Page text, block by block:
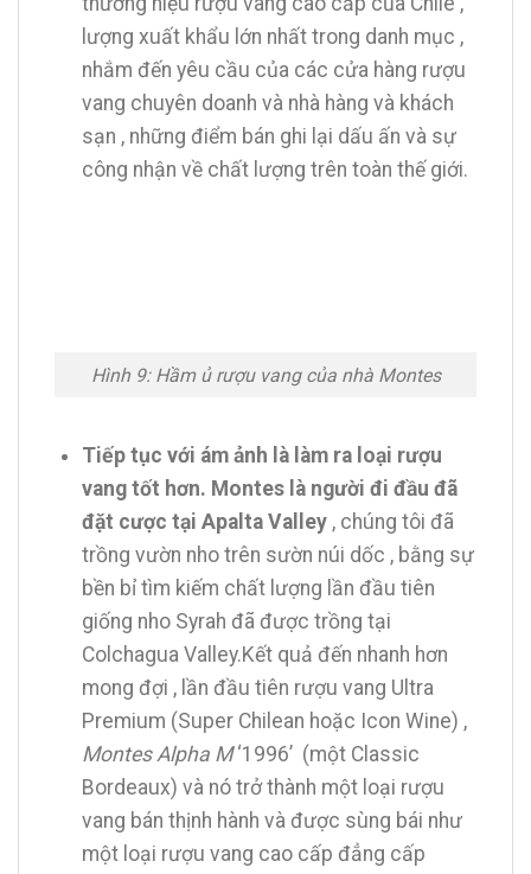
lượng xuất khẩu lớn nhất trong danh mục ,
nhắm đến yêu cầu của các cửa hàng rượu
vang chuyên doanh và nhà hàng và khách
sạn , những điểm bán ghi lại dấu ấn và sự
công nhận về chất lượng trên toàn thế giới.
Hình 9: Hầm ủ rượu vang của nhà Montes
Tiếp tục với ám ảnh là làm ra loại rượu
vang tốt hơn. Montes là người đi đầu đã
đặt cược tại Apalta Valley, chúng tôi đã
trồng vườn nho trên sườn núi dốc , bằng sự
bền bỉ tìm kiếm chất lượng lần đầu tiên
giống nho Syrah đã được trồng tại
Colchagua Valley.Kết quả đến nhanh hơn
mong đợi , lần đầu tiên rượu vang Ultra
Premium (Super Chilean hoặc Icon Wine) ,
Montes Alpha M‘1996’ (một Classic
Bordeaux) và nó trở thành một loại rượu
vang bán thịnh hành và được sùng bái như
một loại rượu vang cao cấp đẳng cấp